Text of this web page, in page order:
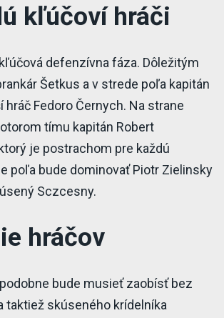
kľúčoví hráči
defenzívna fáza. Dôležitým
Šetkus a v strede poľa kapitán
hráč Fedoro Černych. Na strane
tímu kapitán Robert
je postrachom pre každú
poľa bude dominovať Piotr Zielinsky
Sczcesny.
hráčov
bude musieť zaobísť bez
taktiež skúseného krídelníka